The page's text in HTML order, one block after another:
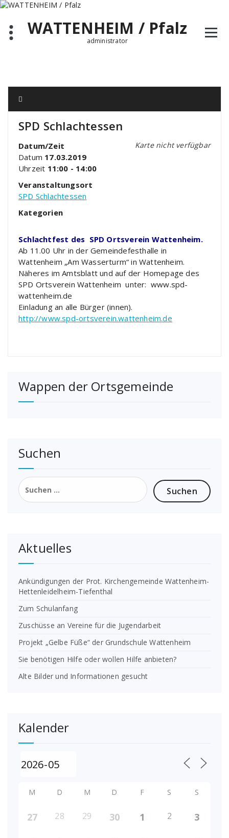
Zum
springenWATTENHEIM / Pfalz
administrator
SPD Schlachtessen
Karte nicht verfügbar
Datum/Zeit
Datum 17.03.2019
Uhrzeit 11:00 - 14:00
Veranstaltungsort
SPD Schlachtessen
Kategorien
Schlachtfest des SPD Ortsverein Wattenheim.
Ab 11.00 Uhr in der Gemeindefesthalle in
Wattenheim „Am Wasserturm“ in Wattenheim.
Näheres im Amtsblatt und auf der Homepage des
SPD Ortsverein Wattenheim unter: www.spd-
wattenheim.de
Einladung an alle Bürger (innen).
http://www.spd-ortsverein.wattenheim.de
Wappen der Ortsgemeinde
Suchen
Suchen
nach:
Aktuelles
Ankündigungen der Prot. Kirchengemeinde Wattenheim-
Hettenleidelheim-Tiefenthal
Zum Schulanfang
Zuschüsse an Vereine für die Jugendarbeit
Projekt „Gelbe Füße“ der Grundschule Wattenheim
Sie benötigen Hilfe oder wollen Hilfe anbieten?
Alte Bilder und Informationen gesucht
Kalender
M D M D F S S
27 28 29 30 1 2 3